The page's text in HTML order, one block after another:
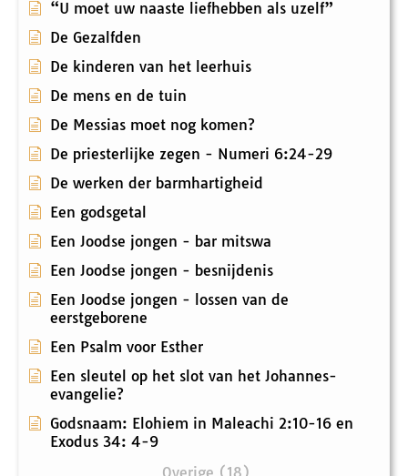
“U moet uw naaste liefhebben als uzelf”
De Gezalfden
De kinderen van het leerhuis
De mens en de tuin
De Messias moet nog komen?
De priesterlijke zegen - Numeri 6:24-29
De werken der barmhartigheid
Een godsgetal
Een Joodse jongen - bar mitswa
Een Joodse jongen - besnijdenis
Een Joodse jongen - lossen van de
eerstgeborene
Een Psalm voor Esther
Een sleutel op het slot van het Johannes-
evangelie?
Godsnaam: Elohiem in Maleachi 2:10-16 en
Exodus 34: 4-9